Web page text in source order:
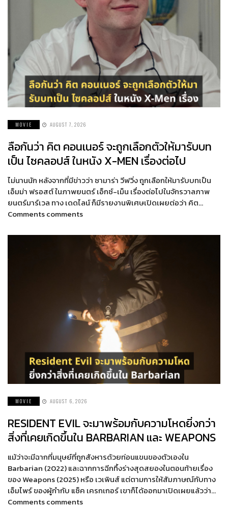
MOVIE AUGUST 7, 2026
ลือกันว่า คิต คอนเนอร์ จะถูกเลือกตัวให้มารับบท
เป็น ไซคลอปส์ ในหนัง X-MEN เรื่องต่อไป
ไม่นานนัก หลังจากที่มีข่าวว่า ซามาร่า วีฟวิ่ง ถูกเลือกให้มารับบทเป็น
เอ็มม่า ฟรอสต์ ในภาพยนตร์ เอ็กซ์-เม็น เรื่องต่อไปในจักรวาลภาพ
ยนตร์มาร์เวล ทาง เดดไลน์ ก็มีรายงานพิเศษเปิดเผยต่อว่า คิต…
Comments comments
MOVIE AUGUST 6, 2026
RESIDENT EVIL จะมาพร้อมกับความโหดยิ่งกว่า
สิ่งที่เคยเกิดขึ้นใน BARBARIAN และ WEAPONS
แม้ว่าจะมีฉากที่มนุษย์ที่ถูกสังหารด้วยท่อนแขนของตัวเองใน
Barbarian (2022) และฉากการฉีกทึ้งร่างสุดสยองในตอนท้ายเรื่อง
ของ Weapons (2025) หรือ เวเพินส์ แต่ตามการให้สัมภาษณ์กับทาง
เอ็มไพร์ ของผู้กำกับ แซ็ค เครกเกอร์ เขาก็ได้ออกมาเปิดเผยแล้วว่า…
Comments comments